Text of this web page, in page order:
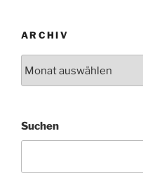
ARCHIV
Suchen